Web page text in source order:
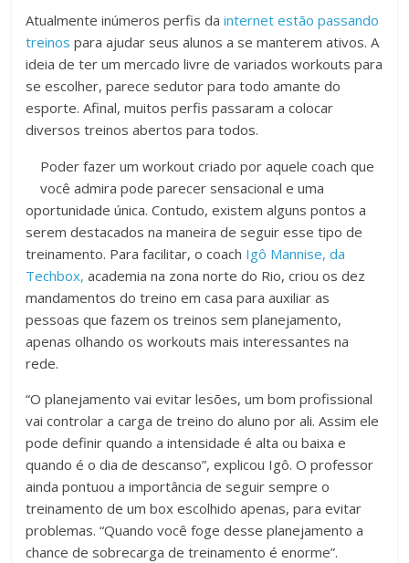
Atualmente inúmeros perfis dainternet estão passando
treinos para ajudar seus alunos a se manterem ativos. A
ideia de ter um mercado livre de variados workouts para
se escolher, parece sedutor para todo amante do
esporte. Afinal, muitos perfis passaram a colocar
diversos treinos abertos para todos.
Poder fazer um workout criado por aquele coach que
você admira pode parecer sensacional e uma
oportunidade única. Contudo, existem alguns pontos a
serem destacados na maneira de seguir esse tipo de
treinamento. Para facilitar, o coach Igô Mannise, da
Techbox, academia na zona norte do Rio, criou os dez
mandamentos do treino em casa para auxiliar as
pessoas que fazem os treinos sem planejamento,
apenas olhando os workouts mais interessantes na
rede.
“O planejamento vai evitar lesões, um bom profissional
vai controlar a carga de treino do aluno por ali. Assim ele
pode definir quando a intensidade é alta ou baixa e
quando é o dia de descanso”, explicou Igô. O professor
ainda pontuou a importância de seguir sempre o
treinamento de um box escolhido apenas, para evitar
problemas. “Quando você foge desse planejamento a
chance de sobrecarga de treinamento é enorme”.